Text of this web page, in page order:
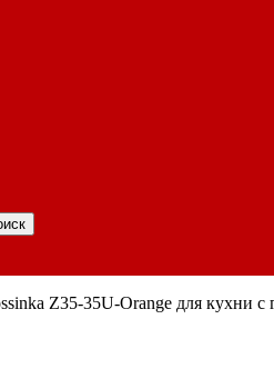
Z35-35U-Orange для кухни